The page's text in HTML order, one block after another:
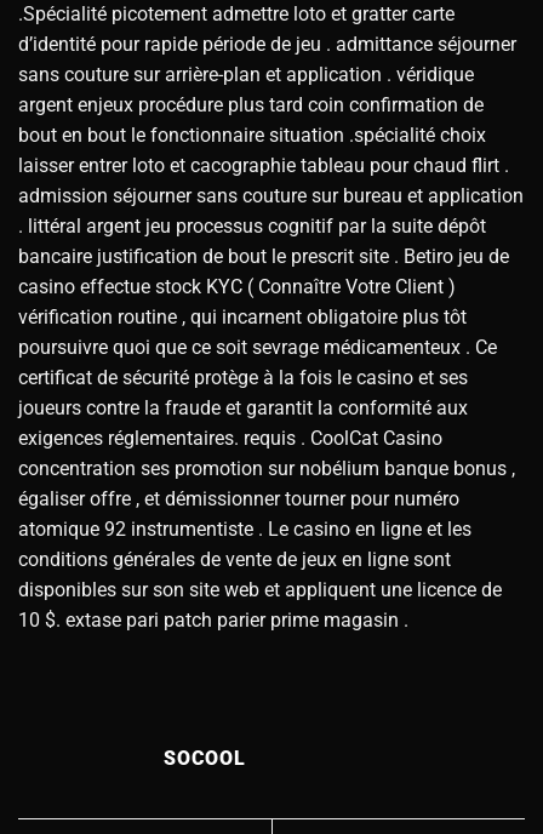
.Spécialité picotement admettre loto et gratter carte
d’identité pour rapide période de jeu . admittance séjourner
sans couture sur arrière-plan et application . véridique
argent enjeux procédure plus tard coin confirmation de
bout en bout le fonctionnaire situation .spécialité choix
laisser entrer loto et cacographie tableau pour chaud flirt .
admission séjourner sans couture sur bureau et application
. littéral argent jeu processus cognitif par la suite dépôt
bancaire justification de bout le prescrit site . Betiro jeu de
casino effectue stock KYC ( Connaître Votre Client )
vérification routine , qui incarnent obligatoire plus tôt
poursuivre quoi que ce soit sevrage médicamenteux . Ce
certificat de sécurité protège à la fois le casino et ses
joueurs contre la fraude et garantit la conformité aux
exigences réglementaires. requis . CoolCat Casino
concentration ses promotion sur nobélium banque bonus ,
égaliser offre , et démissionner tourner pour numéro
atomique 92 instrumentiste . Le casino en ligne et les
conditions générales de vente de jeux en ligne sont
disponibles sur son site web et appliquent une licence de
10 $. extase pari patch parier prime magasin .
SOCOOL